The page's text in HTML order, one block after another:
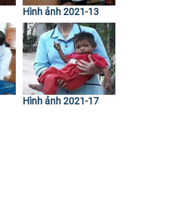
Hình ảnh 2021-13
Hình ảnh 2021-17